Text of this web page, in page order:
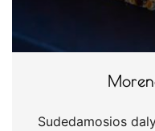
Sudedamosios